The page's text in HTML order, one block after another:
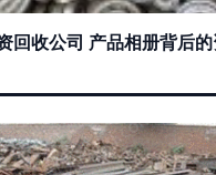
回收公司 产品相册背后